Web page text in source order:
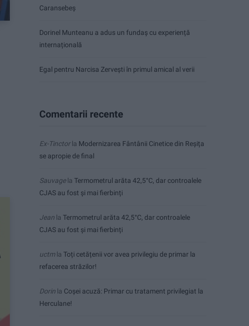
Caransebeș
Dorinel Munteanu a adus un fundaș cu experiență
internațională
Egal pentru Narcisa Zervești în primul amical al verii
Comentarii recente
Ex-Tinctorla Modernizarea Fântânii Cinetice din Reșița
se apropie de final
Sauvagela Termometrul arăta 42,5°C, dar controalele
CJAS au fost și mai fierbinți
Jean la Termometrul arăta 42,5°C, dar controalele
CJAS au fost și mai fierbinți
uctmla Toți cetățenii vor avea privilegiu de primar la
refacerea străzilor!
Dorin la Coșei acuză: Primar cu tratament privilegiat la
Herculane!